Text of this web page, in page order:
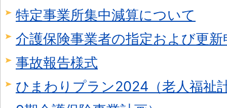
特定事業所集中減算について
介護保険事業者の指定および更新
事故報告様式
ひまわりプラン2024（老人福祉